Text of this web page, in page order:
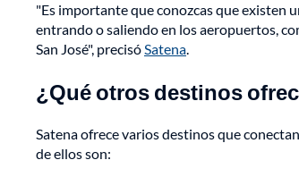
"Es importante que conozcas que existen
entrando o saliendo en los aeropuertos,
San José", precisóSatena.
¿Qué otros destinos
Satena ofrece varios destinos que
de ellos son: